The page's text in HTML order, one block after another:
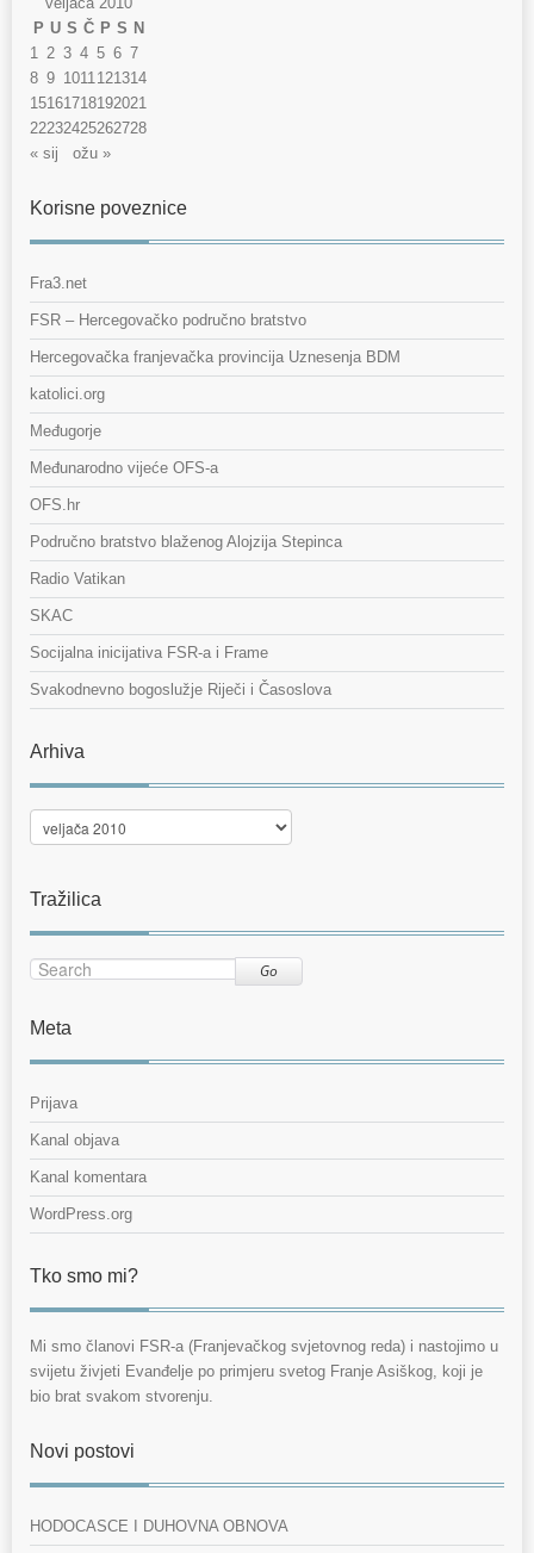
P U S Č P S N
1 2 3 4 5 6 7
8 9 1011121314
15161718192021
22232425262728
« sij
ožu »
Korisne poveznice
Fra3.net
FSR – Hercegovačko područno bratstvo
Hercegovačka franjevačka provincija Uznesenja BDM
katolici.org
Međugorje
Međunarodno vijeće OFS-a
OFS.hr
Područno bratstvo blaženog Alojzija Stepinca
Radio Vatikan
SKAC
Socijalna inicijativa FSR-a i Frame
Svakodnevno bogoslužje Riječi i Časoslova
Arhiva
Arhiva
Tražilica
Go
Meta
Prijava
Kanal objava
Kanal komentara
WordPress.org
Tko smo mi?
Mi smo članovi FSR-a (Franjevačkog svjetovnog reda) i nastojimo u
svijetu živjeti Evanđelje po primjeru svetog Franje Asiškog, koji je
bio brat svakom stvorenju.
Novi postovi
HODOCASCE I DUHOVNA OBNOVA